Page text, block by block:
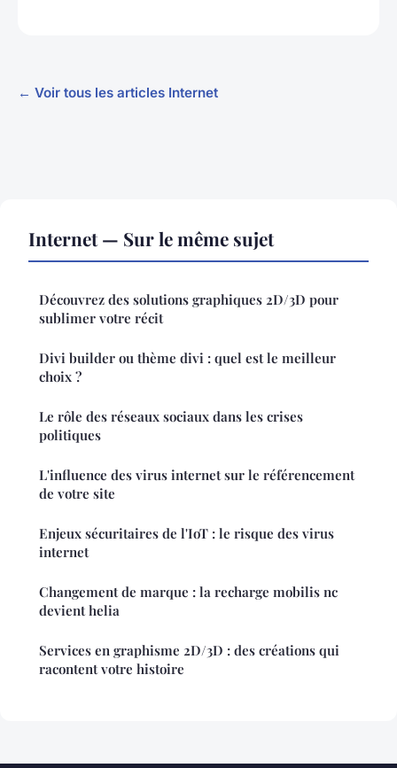
← Voir tous les articles Internet
Internet — Sur le même sujet
Découvrez des solutions graphiques 2D/3D pour
sublimer votre récit
Divi builder ou thème divi : quel est le meilleur
choix ?
Le rôle des réseaux sociaux dans les crises
politiques
L'influence des virus internet sur le référencement
de votre site
Enjeux sécuritaires de l'IoT : le risque des virus
internet
Changement de marque : la recharge mobilis nc
devient helia
Services en graphisme 2D/3D : des créations qui
racontent votre histoire